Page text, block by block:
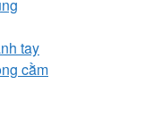
tay
cằm